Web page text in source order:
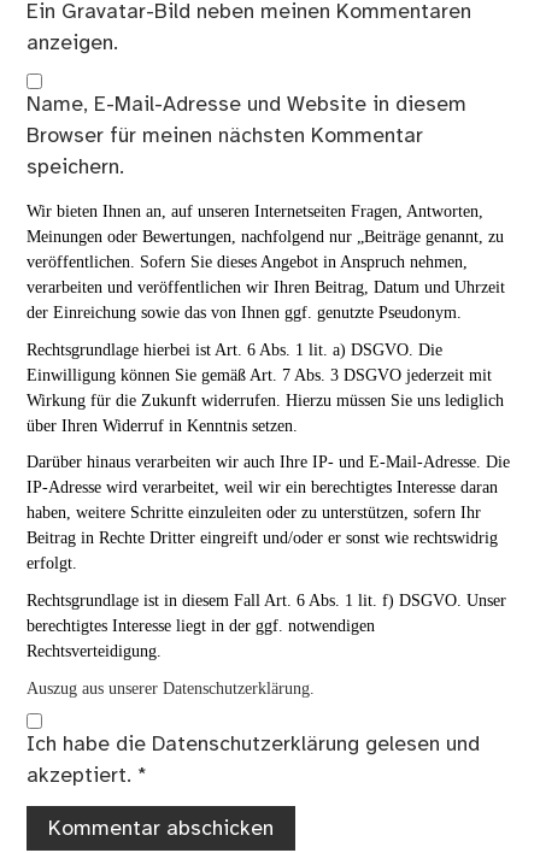
Ein Gravatar-Bild neben meinen Kommentaren
anzeigen.
Name, E-Mail-Adresse und Website in diesem
Browser für meinen nächsten Kommentar
speichern.
Wir bieten Ihnen an, auf unseren Internetseiten Fragen, Antworten,
Meinungen oder Bewertungen, nachfolgend nur „Beiträge genannt, zu
veröffentlichen. Sofern Sie dieses Angebot in Anspruch nehmen,
verarbeiten und veröffentlichen wir Ihren Beitrag, Datum und Uhrzeit
der Einreichung sowie das von Ihnen ggf. genutzte Pseudonym.
Rechtsgrundlage hierbei ist Art. 6 Abs. 1 lit. a) DSGVO. Die
Einwilligung können Sie gemäß Art. 7 Abs. 3 DSGVO jederzeit mit
Wirkung für die Zukunft widerrufen. Hierzu müssen Sie uns lediglich
über Ihren Widerruf in Kenntnis setzen.
Darüber hinaus verarbeiten wir auch Ihre IP- und E-Mail-Adresse. Die
IP-Adresse wird verarbeitet, weil wir ein berechtigtes Interesse daran
haben, weitere Schritte einzuleiten oder zu unterstützen, sofern Ihr
Beitrag in Rechte Dritter eingreift und/oder er sonst wie rechtswidrig
erfolgt.
Rechtsgrundlage ist in diesem Fall Art. 6 Abs. 1 lit. f) DSGVO. Unser
berechtigtes Interesse liegt in der ggf. notwendigen
Rechtsverteidigung.
Auszug aus unserer Datenschutzerklärung.
Ich habe die Datenschutzerklärung gelesen und
akzeptiert. *